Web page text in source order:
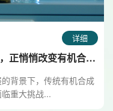
详细
正悄悄改变有机合成
背景下，传统有机合成
重大挑战...